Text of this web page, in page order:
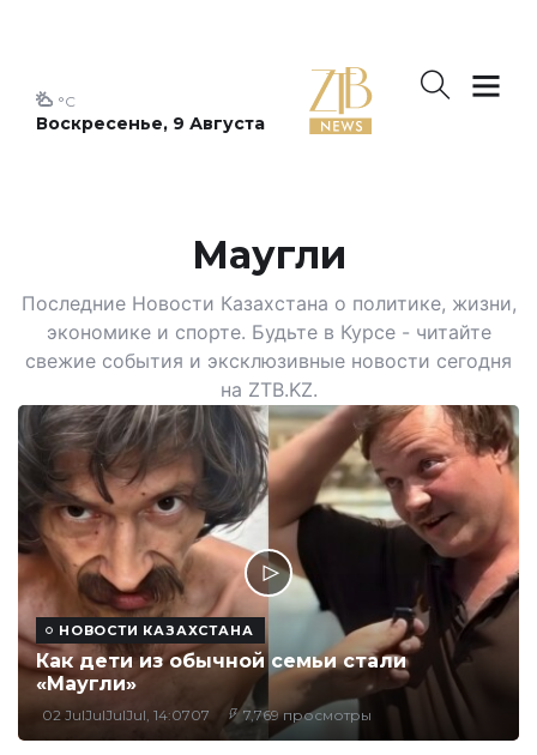
Воскресенье, 9 Августа
°C
Маугли
Последние Новости Казахстана о политике, жизни,
экономике и спорте. Будьте в Курсе - читайте
свежие события и эксклюзивные новости сегодня
на ZTB.KZ.
НОВОСТИ КАЗАХСТАНА
Как дети из обычной семьи стали
«Маугли»
02 JulJulJulJul, 14:0707 7,769 просмотры